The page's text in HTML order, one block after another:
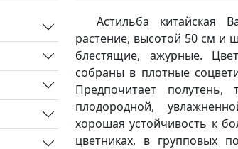
Астильба китайская
растение, высотой 50 см и
блестящие, ажурные.
собраны в плотные
Предпочитает
плодородной,
хорошая устойчивость к
цветниках, в групповых